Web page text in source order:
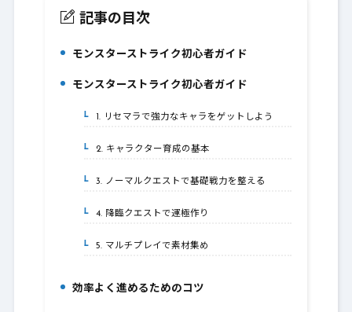
記事の目次
モンスターストライク初心者ガイド
モンスターストライク初心者ガイド
2-1. 1. リセマラで強力なキャラをゲットしよう
2-2.2. キャラクター育成の基本
2-3.3. ノーマルクエストで基礎戦力を整える
2-4.4. 降臨クエストで運極作り
2-5.5. マルチプレイで素材集め
3.効率よく進めるためのコツ